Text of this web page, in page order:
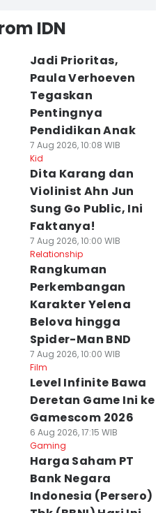
IDN
Jadi Prioritas,
Paula Verhoeven
Tegaskan
Pentingnya
Pendidikan Anak
7 Aug 2026, 10:08 WIB
Kid
Dita Karang dan
Violinist Ahn Jun
Sung Go Public, Ini
Faktanya!
7 Aug 2026, 10:00 WIB
Relationship
Rangkuman
Perkembangan
Karakter Yelena
Belova hingga
Spider-Man BND
7 Aug 2026, 10:00 WIB
Film
Level Infinite Bawa
Deretan Game Ini ke
Gamescom 2026
6 Aug 2026, 17:15 WIB
Gaming
Harga Saham PT
Bank Negara
Indonesia (Persero)